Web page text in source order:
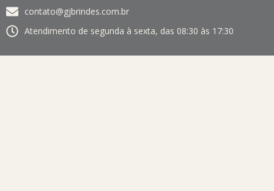
contato@gjbrindes.com.br
Atendimento de segunda à sexta, das 08:30 às 17:30